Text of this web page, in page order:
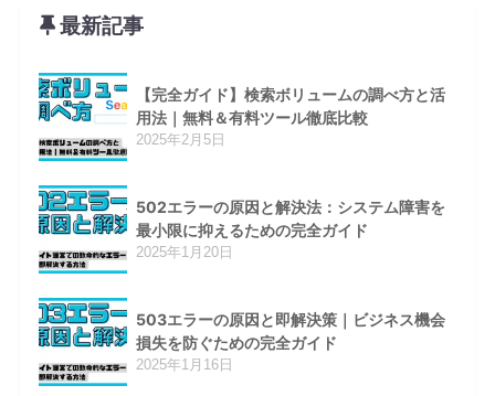
最新記事
【完全ガイド】検索ボリュームの調べ方と活
用法｜無料＆有料ツール徹底比較
2025年2月5日
502エラーの原因と解決法：システム障害を
最小限に抑えるための完全ガイド
2025年1月20日
503エラーの原因と即解決策｜ビジネス機会
損失を防ぐための完全ガイド
2025年1月16日